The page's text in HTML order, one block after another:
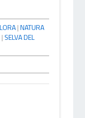
|NATURA
| SELVA DEL